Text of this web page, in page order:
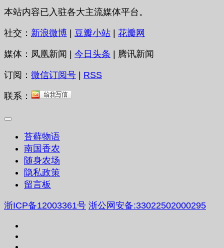
本站内容已入驻各大主流媒体平台。
社交： 新浪微博 | 豆瓣小站 | 花瓣网
媒体：凤凰新闻 | 今日头条 | 腾讯新闻
订阅： 微信订阅号 | RSS
联系：
苔藓物语
南国香农
随身农场
隐私政策
留言板
浙ICP备12003361号 浙公网安备:33022502000295